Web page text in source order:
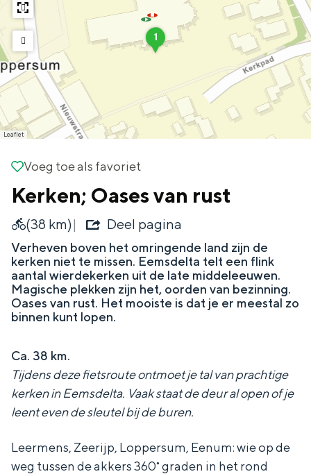
Wat ga jij doen?
Zomerwandelingen in Groningen
DIT IS GRONINGEN
Top 10
bezienswaardigheden
In Groningen ligt het allemaal opvallend
weidsheid van het ommeland en de
sporen van een eeuwenoud verleden.
Stad
Waddenkust
1
Leaflet
Kerken; Oases van rust
Voeg toe als favoriet
Voeg toe als favoriet
(38 km) Deel pagina
Verheven boven het omringende land zijn de
kerken niet te missen. Eemsdelta telt een flink
aantal wierdekerken uit de late middeleeuwen.
Magische plekken zijn het, oorden van bezinning.
Oases van rust. Het mooiste is dat je er meestal zo
binnen kunt lopen.
Ca. 38 km.
Tijdens deze fietsroute ontmoet je tal van prachtige
kerken in Eemsdelta. Vaak staat de deur al open of je
leent even de sleutel bij de buren.
Leermens, Zeerijp, Loppersum, Eenum: wie op de
weg tussen de akkers 360˚ graden in het rond